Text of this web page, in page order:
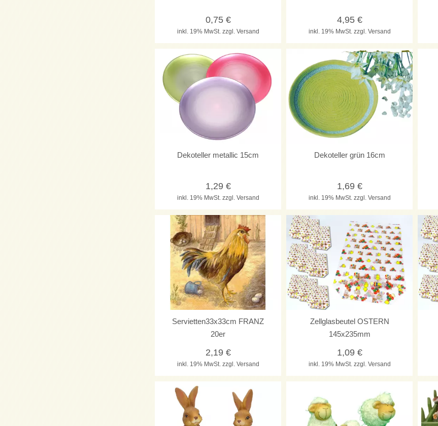
inkl. 19% MwSt. zzgl. Versand
0,75€
inkl. 19% MwSt. zzgl. Versand
4,95€
Dekoteller metallic 15cm
inkl. 19% MwSt. zzgl. Versand
1,29€
Dekoteller grün 16cm
inkl. 19% MwSt. zzgl. Versand
1,69€
Servietten33x33cm FRANZ
20er
inkl. 19% MwSt. zzgl. Versand
2,19€
Zellglasbeutel OSTERN
145x235mm
inkl. 19% MwSt. zzgl. Versand
1,09€